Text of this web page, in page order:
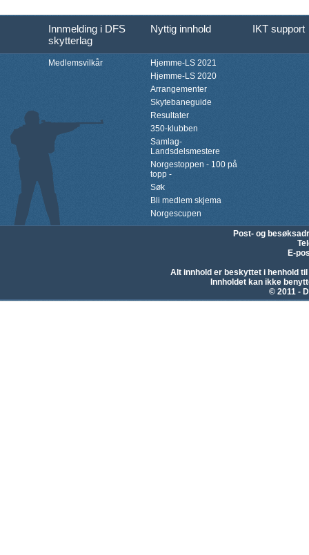
Innmelding i DFS
skytterlag
Nyttig innhold IKT support
Medlemsvilkår
Hjemme-LS 2021
Hjemme-LS 2020
Arrangementer
Skytebaneguide
Resultater
350-klubben
Samlag-
Landsdelsmestere
Norgestoppen - 100 på
topp -
Søk
Bli medlem skjema
Norgescupen
Post- og
E-
Alt innhold er beskyttet i henhold
Innholdet kan ikke
© 2011 -